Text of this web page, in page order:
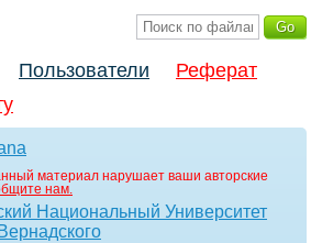
Пользователи
Реферат
материал нарушает ваши авторские
нам.
Национальный Университет